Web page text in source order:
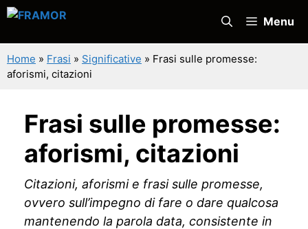
Vai
contenuto
Menu
Home » Frasi » Significative » Frasi sulle promesse:
aforismi, citazioni
Frasi sulle promesse:
aforismi, citazioni
Citazioni, aforismi e frasi sulle promesse,
ovvero sull’impegno di fare o dare qualcosa
mantenendo la parola data, consistente in